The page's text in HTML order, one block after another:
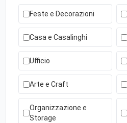
Feste e Decorazioni
Casa e Casalinghi
Ufficio
Arte e Craft
Organizzazione e
Storage